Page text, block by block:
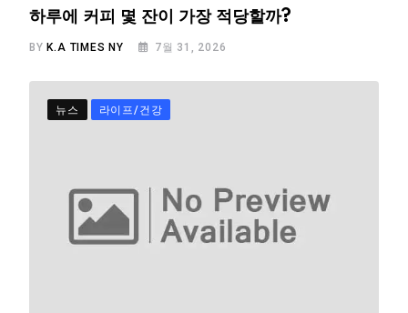
하루에 커피 몇 잔이 가장 적당할까?
BYK.A TIMES NY 7월 31, 2026
뉴스 라이프/건강